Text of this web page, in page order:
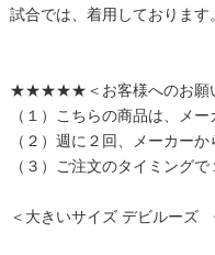
試合では、着用しております。
★★★★★＜お客様へのお
（１）こちらの商品は、メ
（２）週に２回、メーカー
（３）ご注文のタイミング
＜大きいサイズ デビルー